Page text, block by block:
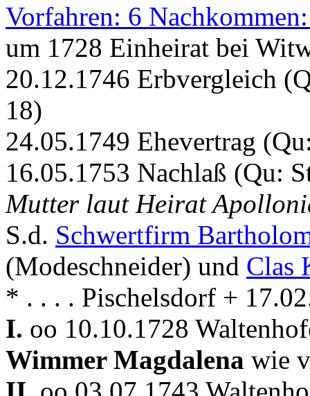
Vorfahren: 6
um 1728 Einheirat bei
20.12.1746 Erbvergleich
18)
24.05.1749 Ehevertrag
16.05.1753 Nachlaß (Qu:
Mutter laut Heirat
S.d. Schwertfirm
(Modeschneider) und Clas
* . . . . Pischelsdorf +
I. oo 10.10.1728
Wimmer Magdalena wie